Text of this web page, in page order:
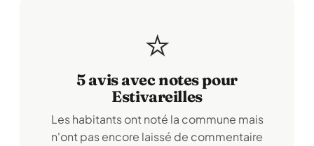
⭐
5 avis avec notes pour
Estivareilles
Les habitants ont noté la commune mais
n'ont pas encore laissé de commentaire